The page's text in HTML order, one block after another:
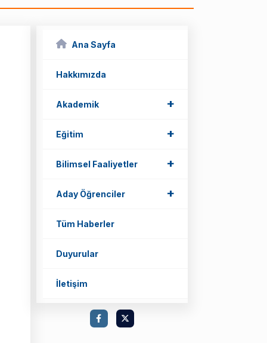
Ana Sayfa
Hakkımızda
Akademik +
Eğitim +
Bilimsel Faaliyetler +
Aday Öğrenciler +
Tüm Haberler
Duyurular
İletişim